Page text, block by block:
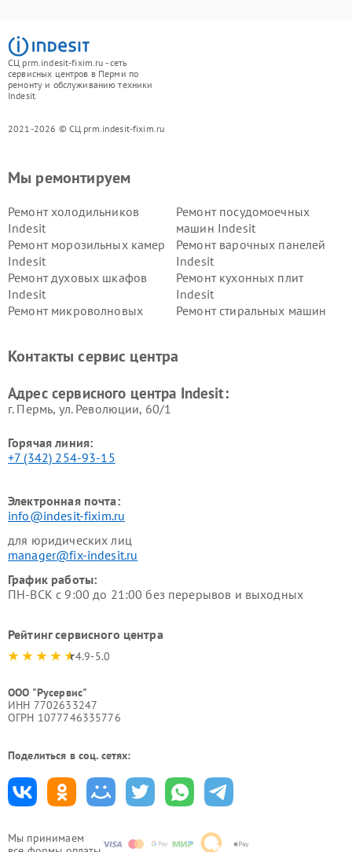
СЦ prm.indesit-fixim.ru - сеть
сервисных центров в Перми по
ремонту и обслуживанию техники
Indesit
2021-2026 © СЦ prm.indesit-fixim.ru
Мы принимаем
Мы ремонтируем
Ремонт холодильников
Indesit
Ремонт посудомоечных
машин Indesit
Ремонт морозильных камер
Indesit
Ремонт варочных панелей
Indesit
Ремонт духовых шкафов
Indesit
Ремонт кухонных плит
Indesit
Ремонт микроволновых
Ремонт стиральных машин
Indesit
Indesit
Контакты сервис центра
Адрес сервисного центра Indesit:
г. Пермь, ул. ​Революции, 60/1
Горячая линия:
+7 (342) 254-93-15
Электронная почта:
info@indesit-fixim.ru
для юридических лиц
manager@fix-indesit.ru
График работы:
ПН-ВСК с 9:00 до 21:00 без перерывов и выходных
Рейтинг сервисного центра
4.9-5.0
ООО "Русервис"
ИНН 7702633247
ОГРН 1077746335776
Поделиться в соц. сетях: